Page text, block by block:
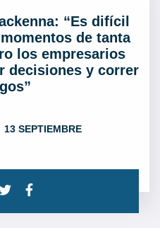
“Es difícil
de tanta
los empresarios
decisiones y correr
13 SEPTIEMBRE